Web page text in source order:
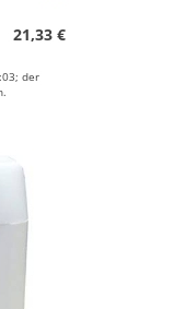
21,33 €
der